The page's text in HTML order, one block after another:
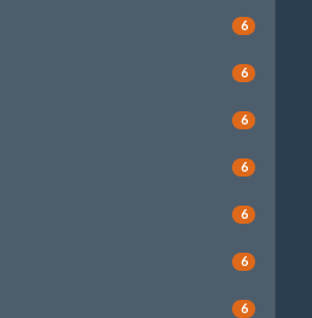
6
6
6
6
6
6
6